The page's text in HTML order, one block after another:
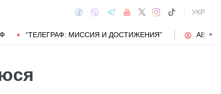
УКР
“ТЕЛЕГРАФ: МИССИЯ И ДОСТИЖЕНИЯ”